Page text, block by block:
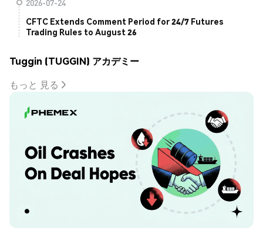
2026-07-24
CFTC Extends Comment Period for 24/7 Futures
Trading Rules to August 26
Tuggin (TUGGIN) アカデミー
もっと 見る